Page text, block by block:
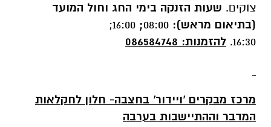
צוקים. שעות הזנקה בימי החג וחול המועד
(בתיאום מראש): 08:00
;
16:00;
16:30. להזמנות: 086584748
מרכז מבקרים 'ויידור' בחצבה- חלון לחקלאות
המדבר וההתיישבות בערבה